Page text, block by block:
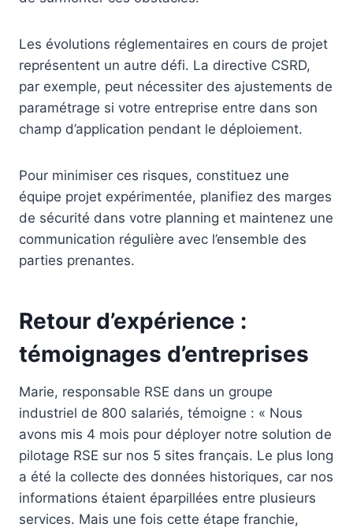
Les évolutions réglementaires en cours de projet
représentent un autre défi. La directive CSRD,
par exemple, peut nécessiter des ajustements de
paramétrage si votre entreprise entre dans son
champ d’application pendant le déploiement.
Pour minimiser ces risques, constituez une
équipe projet expérimentée, planifiez des marges
de sécurité dans votre planning et maintenez une
communication régulière avec l’ensemble des
parties prenantes.
Retour d’expérience :
témoignages d’entreprises
Marie, responsable RSE dans un groupe
industriel de 800 salariés, témoigne : « Nous
avons mis 4 mois pour déployer notre solution de
pilotage RSE sur nos 5 sites français. Le plus long
a été la collecte des données historiques, car nos
informations étaient éparpillées entre plusieurs
services. Mais une fois cette étape franchie,